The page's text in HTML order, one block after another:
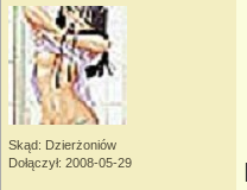
Skąd: Dzierżoniów
Dołączył: 2008-05-29